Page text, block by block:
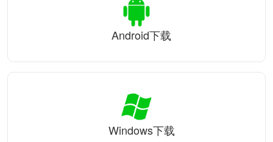
Android下载
Windows下载